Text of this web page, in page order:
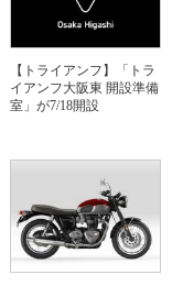
【トライアンフ】「トラ
イアンフ大阪東 開設準備
室」が7/18開設